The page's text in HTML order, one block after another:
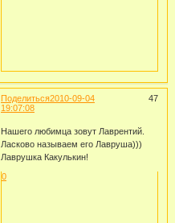
Поделиться 47
2010-09-04
19:07:08
Нашего любимца зовут Лаврентий.
Ласково называем его Лавруша)))
Лаврушка Какулькин!
0